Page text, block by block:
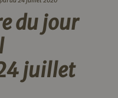
du jour
juillet